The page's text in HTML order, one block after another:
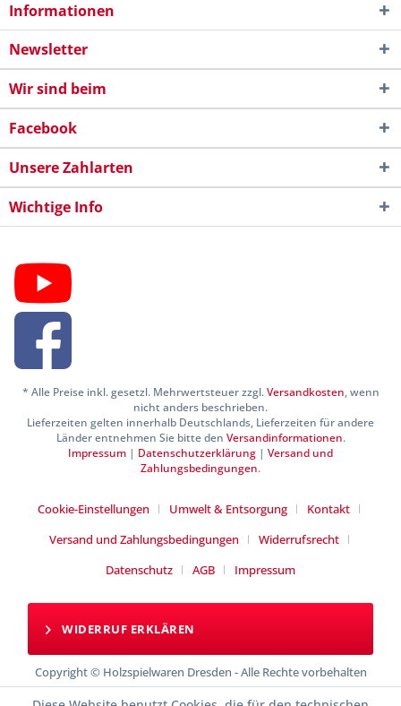
Informationen
Newsletter
Wir sind beim
Facebook
Unsere Zahlarten
Wichtige Info
* Alle Preise inkl. gesetzl. Mehrwertsteuer zzgl.Versandkosten, wenn
nicht anders beschrieben.
Lieferzeiten gelten innerhalb Deutschlands, Lieferzeiten für andere
Länder entnehmen Sie bitte den Versandinformationen.
Impressum | Datenschutzerklärung | Versand und
Zahlungsbedingungen.
Cookie-Einstellungen Umwelt & Entsorgung
Kontakt
Versand und Zahlungsbedingungen
Widerrufsrecht
Datenschutz
AGB Impressum
WIDERRUF ERKLÄREN
Copyright © Holzspielwaren Dresden - Alle Rechte vorbehalten